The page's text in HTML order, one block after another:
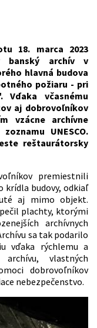
18. marca 2023
banský archív v
hlavná budova
požiaru - pri
Vďaka včasnému
aj dobrovoľníkov
vzácne archívne
UNESCO.
reštaurátorsky
premiestnili
krídla budovy, odkiaľ
aj mimo objekt.
plachty, ktorými
archívnych
sa tak podarilo
vďaka rýchlemu a
archívu, vlastných
dobrovoľníkov
nebezpečenstvo.